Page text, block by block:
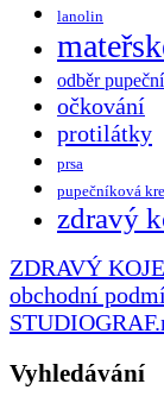
lanolin
odběr
očkování
protilátky
prsa
pupečníková
zdravý
ZDRAVÝ
obchodní
Vyhledávání